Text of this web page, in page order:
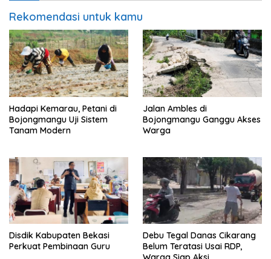
Rekomendasi untuk kamu
Hadapi Kemarau, Petani di
Bojongmangu Uji Sistem
Tanam Modern
Jalan Ambles di
Bojongmangu Ganggu Akses
Warga
Disdik Kabupaten Bekasi
Perkuat Pembinaan Guru
Debu Tegal Danas Cikarang
Belum Teratasi Usai RDP,